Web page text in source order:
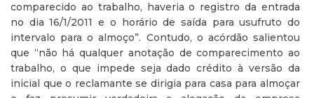
comparecido ao trabalho, haveria o registro da entrada
no dia 16/1/2011 e o horário de saída para usufruto do
intervalo para o almoço”. Contudo, o acórdão salientou
que “não há qualquer anotação de comparecimento ao
trabalho, o que impede seja dado crédito à versão da
inicial que o reclamante se dirigia para casa para almoçar